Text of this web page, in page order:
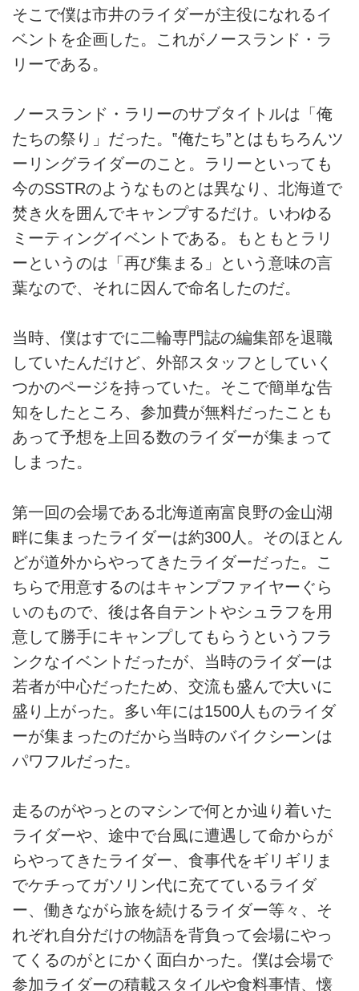
そこで僕は市井のライダーが主役になれるイ
ベントを企画した。これがノースランド・ラ
リーである。
ノースランド・ラリーのサブタイトルは「俺
たちの祭り」だった。‟俺たち”とはもちろんツ
ーリングライダーのこと。ラリーといっても
今のSSTRのようなものとは異なり、北海道で
焚き火を囲んでキャンプするだけ。いわゆる
ミーティングイベントである。もともとラリ
ーというのは「再び集まる」という意味の言
葉なので、それに因んで命名したのだ。
当時、僕はすでに二輪専門誌の編集部を退職
していたんだけど、外部スタッフとしていく
つかのページを持っていた。そこで簡単な告
知をしたところ、参加費が無料だったことも
あって予想を上回る数のライダーが集まって
しまった。
第一回の会場である北海道南富良野の金山湖
畔に集まったライダーは約300人。そのほとん
どが道外からやってきたライダーだった。こ
ちらで用意するのはキャンプファイヤーぐら
いのもので、後は各自テントやシュラフを用
意して勝手にキャンプしてもらうというフラ
ンクなイベントだったが、当時のライダーは
若者が中心だったため、交流も盛んで大いに
盛り上がった。多い年には1500人ものライダ
ーが集まったのだから当時のバイクシーンは
パワフルだった。
走るのがやっとのマシンで何とか辿り着いた
ライダーや、途中で台風に遭遇して命からが
らやってきたライダー、食事代をギリギリま
でケチってガソリン代に充てているライダ
ー、働きながら旅を続けるライダー等々、そ
れぞれ自分だけの物語を背負って会場にやっ
てくるのがとにかく面白かった。僕は会場で
参加ライダーの積載スタイルや食料事情、懐